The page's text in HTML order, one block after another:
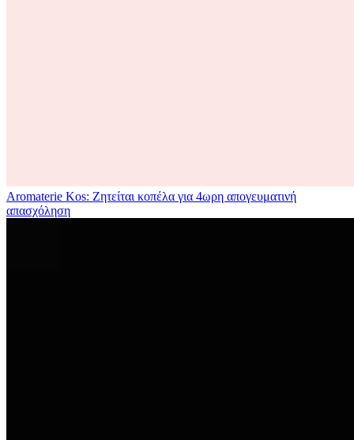
Aromaterie Kos: Ζητείται κοπέλα για 4ωρη απογευματινή
απασχόληση